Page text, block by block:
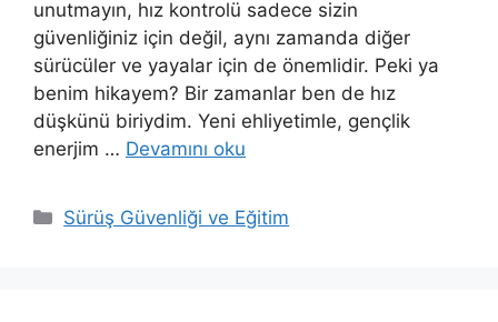
unutmayın, hız kontrolü sadece sizin
güvenliğiniz için değil, aynı zamanda diğer
sürücüler ve yayalar için de önemlidir. Peki ya
benim hikayem? Bir zamanlar ben de hız
düşkünü biriydim. Yeni ehliyetimle, gençlik
enerjim … Devamını oku
K
Sürüş Güvenliği ve Eğitim